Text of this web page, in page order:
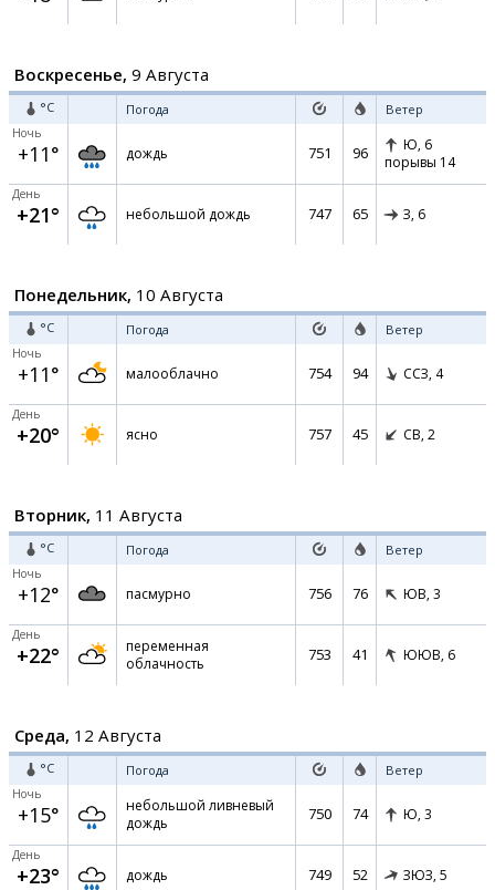
Воскресенье, 9 Августа
°C Погода Ветер
Ночь
+11° дождь 751 96 Ю, 6
порывы 14
День
+21° небольшой дождь 747 65 З, 6
Понедельник, 10 Августа
°C Погода Ветер
Ночь
+11° малооблачно 754 94 ССЗ, 4
День
+20° ясно 757 45 СВ, 2
Вторник, 11 Августа
°C Погода Ветер
Ночь
+12° пасмурно 756 76 ЮВ, 3
День
+22°
переменная
облачность
753 41 ЮЮВ, 6
Среда, 12 Августа
°C Погода Ветер
Ночь
+15°
небольшой ливневый
дождь
750 74 Ю, 3
День
+23° дождь 749 52 ЗЮЗ, 5